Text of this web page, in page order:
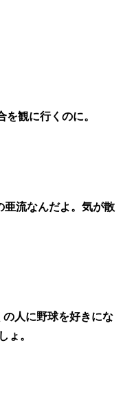
観に行くのに。
亜流なんだよ。気が散
人に野球を好きにな
ょ。